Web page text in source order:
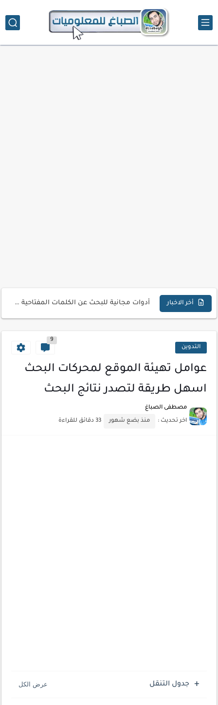
أخر الاخبار كيف تستفيد من تقنيات التعلم الآلي لتحليل بيانات الزوار
التدوين
9
عوامل تهيئة الموقع لمحركات البحث
اسهل طريقة لتصدر نتائج البحث
مصطفى الصباغ
اخر تحديث : منذ بضع شهور 33 دقائق للقراءة
جدول التنقل